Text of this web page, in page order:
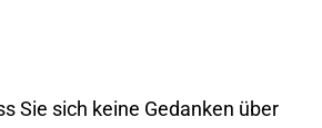
Sie sich keine Gedanken über